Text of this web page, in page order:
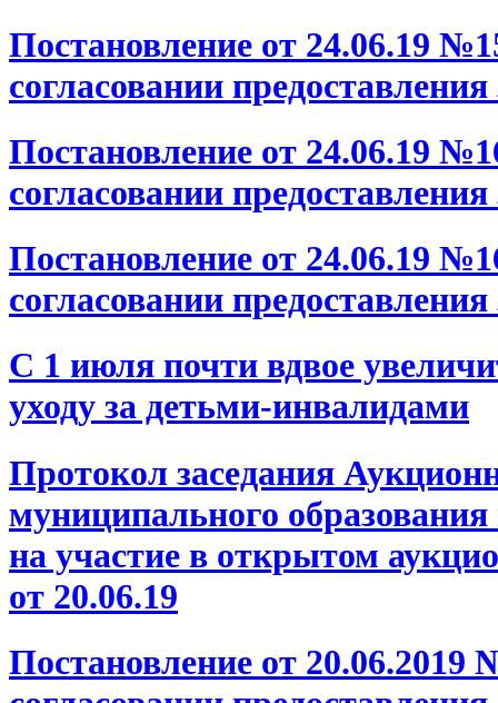
Постановление от 24.06.19
согласовании
Постановление от 24.06.19
согласовании
Постановление от 24.06.19
согласовании
С 1 июля почти вдвое
уходу за детьми-инвалидами
Протокол заседания
муниципального
на участие в открытом
от 20.06.19
Постановление от